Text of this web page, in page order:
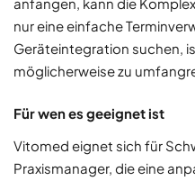
anfangen, kann die
nur eine einfache
Geräteintegration suchen,
möglicherweise zu
Für wen es geeignet ist
Vitomed eignet sich für
Praxismanager, die eine